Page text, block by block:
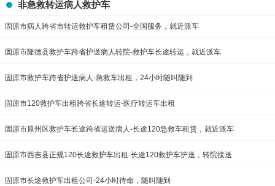
非急救转运病人救护车
固原市病人跨省市转运救护车租赁公司-全国服务，就近派车
固原市隆德县救护车跨省护送病人转院-救护车长途转运，就近派车
固原市救护车跨省护送病人-急救车出租，24小时随叫随到
固原市120救护车出租跨省长途转运-医疗转运车出租
固原市原州区救护车长途跨省运送病人-长途120急救车租赁，就近派车
固原市西吉县正规120长途救护车出租-长途120救护车护送，转院接送
固原市长途救护车出租公司-24小时待命，随叫随到